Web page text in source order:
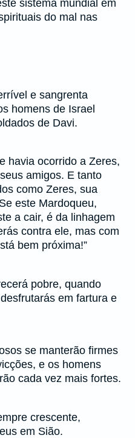
sistema mundial em
do mal nas
e sangrenta
homens de Israel
de Davi.
havia ocorrido a Zeres,
amigos. E tanto
como Zeres, sua
este Mardoqueu,
a cair, é da linhagem
contra ele, mas com
bem próxima!”
pobre, quando
em fartura e
se manterão firmes
e os homens
cada vez mais fortes.
crescente,
em Sião.